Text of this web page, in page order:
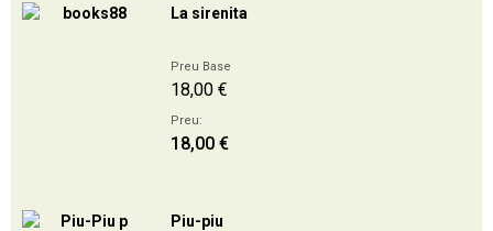
La sirenita
Preu Base
18,00 €
Preu:
18,00 €
Piu-piu